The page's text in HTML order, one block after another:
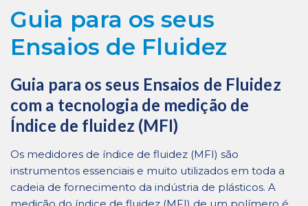
Guia para os seus
Ensaios de Fluidez
Guia para os seus Ensaios de Fluidez
com a tecnologia de medição de
Índice de fluidez (MFI)
Os medidores de índice de fluidez (MFI) são
instrumentos essenciais e muito utilizados em toda a
cadeia de fornecimento da indústria de plásticos. A
medição do índice de fluidez (MFI) de um polímero é